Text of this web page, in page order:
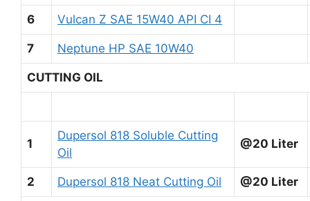
6 Vulcan Z SAE 15W40 API CI 4
7 Neptune HP SAE 10W40
CUTTING OIL
1
Dupersol 818 Soluble Cutting
Oil
@20 Liter
2 Dupersol 818 Neat Cutting Oil @20 Liter